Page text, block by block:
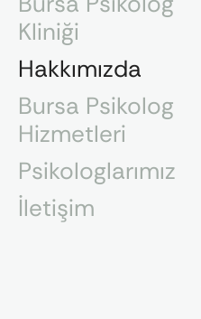
Kliniği
Hakkımızda
Bursa Psikolog
Hizmetleri
Psikologlarımız
İletişim